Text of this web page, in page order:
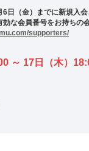
（金）までに新規入
な会員番号をお持ちの
supporters/
～ 17日（木）